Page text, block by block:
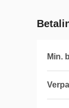
Min.